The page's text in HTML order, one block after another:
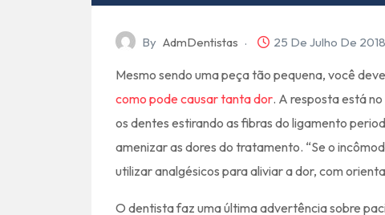
By AdmDentistas 25 De Julho De 2018
Mesmo sendo uma peça tão pequena, você
como pode causar tanta dor. A resposta está
os dentes estirando as fibras do ligamento
amenizar as dores do tratamento. “Se o
utilizar analgésicos para aliviar a dor, com
O dentista faz uma última advertência sobre